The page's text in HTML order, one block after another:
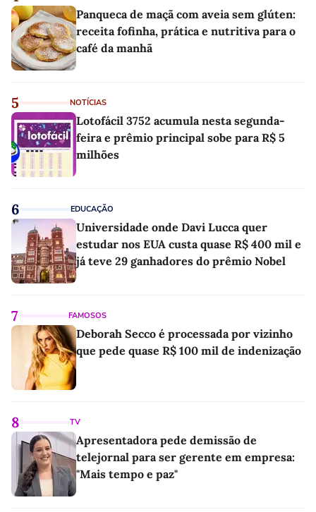
Panqueca de maçã com aveia sem glúten:
receita fofinha, prática e nutritiva para o
café da manhã
5 NOTÍCIAS
Lotofácil 3752 acumula nesta segunda-
feira e prêmio principal sobe para R$ 5
milhões
6 EDUCAÇÃO
Universidade onde Davi Lucca quer
estudar nos EUA custa quase R$ 400 mil e
já teve 29 ganhadores do prêmio Nobel
7 FAMOSOS
Deborah Secco é processada por vizinho
que pede quase R$ 100 mil de indenização
8 TV
Apresentadora pede demissão de
telejornal para ser gerente em empresa:
"Mais tempo e paz"